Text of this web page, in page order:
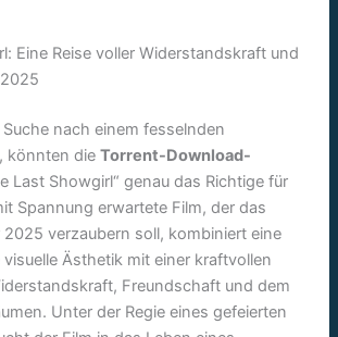
Eine Reise voller Widerstandskraft und
nach einem fesselnden
könnten dieTorrent-Download-
Last Showgirl“ genau das Richtige für
Spannung erwartete Film, der das
2025 verzaubern soll, kombiniert eine
Ästhetik mit einer kraftvollen
Freundschaft und dem
Unter der Regie eines gefeierten